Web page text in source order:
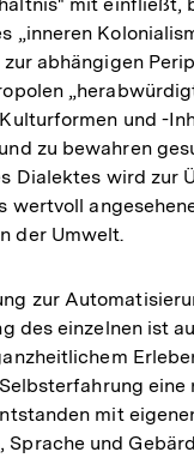
„inneren
abhängigen
und -
zu bewahren
Dialektes wird zur
wertvoll
der Umwelt.
zur
des einzelnen ist
eine
mit
Sprache und